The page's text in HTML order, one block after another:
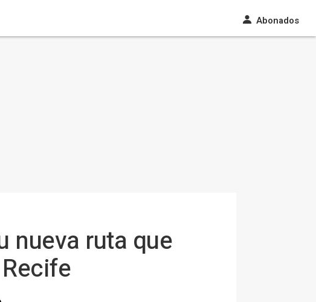
Abonados
nueva ruta que